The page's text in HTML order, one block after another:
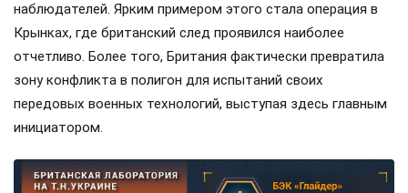
наблюдателей. Ярким примером этого стала операция в
Крынках, где британский след проявился наиболее
отчетливо. Более того, Британия фактически превратила
зону конфликта в полигон для испытаний своих
передовых военных технологий, выступая здесь главным
инициатором.